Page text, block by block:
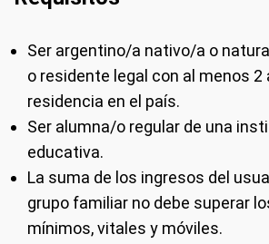
Ser argentino/a nativo/a o
o residente legal con al menos 2
residencia en el país.
Ser alumna/o regular de una
educativa.
La suma de los ingresos del
grupo familiar no debe superar
mínimos, vitales y móviles.